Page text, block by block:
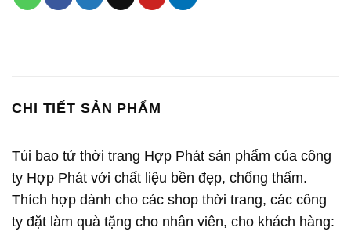
CHI TIẾT SẢN PHẨM
Túi bao tử thời trang Hợp Phát sản phẩm của công
ty Hợp Phát với chất liệu bền đẹp, chống thấm.
Thích hợp dành cho các shop thời trang, các công
ty đặt làm quà tặng cho nhân viên, cho khách hàng: